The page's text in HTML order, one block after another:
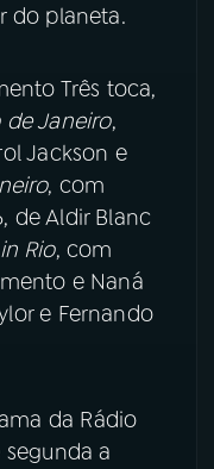
do planeta.
Três toca,
de Janeiro,
Jackson e
, com
de Aldir Blanc
Rio, com
e Naná
e Fernando
da Rádio
a